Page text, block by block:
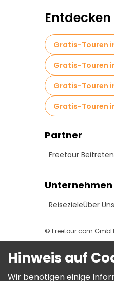
Gratis-Touren
Gratis-Touren
Gratis-Touren
Gratis-Touren
Partner
Freetour Beitreten
Unternehmen
ReisezieleÜber Uns
© Freetour.com
Hinweis auf
Wir benötigen einige